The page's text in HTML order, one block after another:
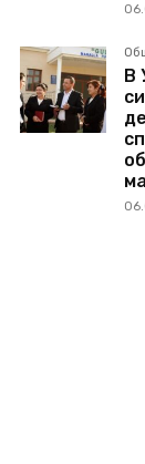
В